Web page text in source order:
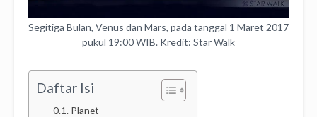
Segitiga Bulan, Venus dan Mars, pada tanggal 1 Maret 2017
pukul 19:00 WIB. Kredit: Star Walk
Daftar Isi
Planet